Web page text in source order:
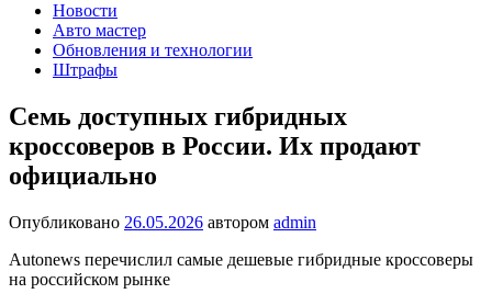
Новости
Авто мастер
Обновления и технологии
Штрафы
Семь доступных гибридных
кроссоверов в России. Их продают
официально
Опубликовано 26.05.2026 автором admin
Autonews перечислил самые дешевые гибридные кроссоверы
на российском рынке